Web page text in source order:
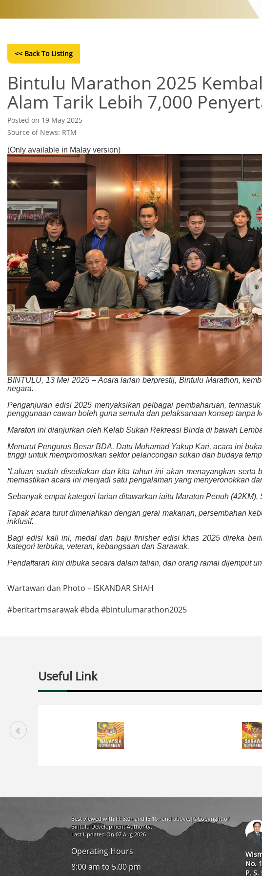
<< Back To Listing
Bintulu Marathon 2025
Alam Tarik Lebih 7,000
Posted on 19 May 2025
Source of News: RTM
(Only available in Malay version)
BINTULU, 13 Mei 2025 – Acara larian berprestij, Bintulu Marathon,
negara.
Penganjuran edisi 2025 menyaksikan pelbagai pembaharuan,
penggunaan cawan boleh guna semula dan pelaksanaan konsep tanpa
Maraton ini dianjurkan oleh Kelab Sukan Rekreasi Binda di bawah
Menurut Pengurus Besar BDA, Datu Muhamad Yakup Kari, acara ini
tinggi untuk mempromosikan sektor pelancongan sukan dan budaya
“Laluan sudah disediakan dan kita tahun ini akan menayangkan
memastikan acara ini menjadi satu pengalaman yang menyeronokkan
Sebanyak empat kategori larian ditawarkan iaitu Maraton Penuh
Tapak acara turut dimeriahkan dengan gerai makanan, persembahan
inklusif.
Bagi edisi kali ini, medal dan baju finisher edisi khas 2025 direka
kategori terbuka, veteran, kebangsaan dan Sarawak.
Pendaftaran kini dibuka secara dalam talian, dan orang ramai dijemput
Wartawan dan Photo – ISKANDAR SHAH
#beritartmsarawak #bda #bintulumarathon2025
Useful Link
Best viewed with FF 3.0+ and IE 10+ and above.|©Copyright of
Bintulu Development Authority.
Last Updated On 07 Aug 2026
Operating Hours
8:00 am to 5.00 pm
No.
P.